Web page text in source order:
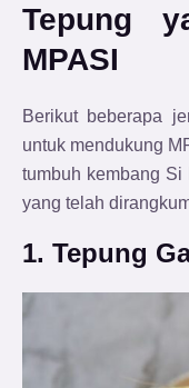
Tepung
MPASI
Berikut beberapa
untuk mendukung
tumbuh kembang
yang telah
1. Tepung